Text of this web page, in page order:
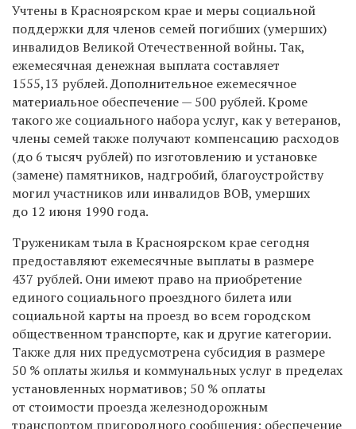
Учтены в Красноярском крае и меры социальной
поддержки для членов семей погибших (умерших)
инвалидов Великой Отечественной войны. Так,
ежемесячная денежная выплата составляет
1555,13 рублей. Дополнительное ежемесячное
материальное обеспечение — 500 рублей. Кроме
такого же социального набора услуг, как у ветеранов,
члены семей также получают компенсацию расходов
(до 6 тысяч рублей) по изготовлению и установке
(замене) памятников, надгробий, благоустройству
могил участников или инвалидов ВОВ, умерших
до 12 июня 1990 года.
Труженикам тыла в Красноярском крае сегодня
предоставляют ежемесячные выплаты в размере
437 рублей. Они имеют право на приобретение
единого социального проездного билета или
социальной карты на проезд во всем городском
общественном транспорте, как и другие категории.
Также для них предусмотрена субсидия в размере
50 % оплаты жилья и коммунальных услуг в пределах
установленных нормативов; 50 % оплаты
от стоимости проезда железнодорожным
транспортом пригородного сообщения; обеспечение